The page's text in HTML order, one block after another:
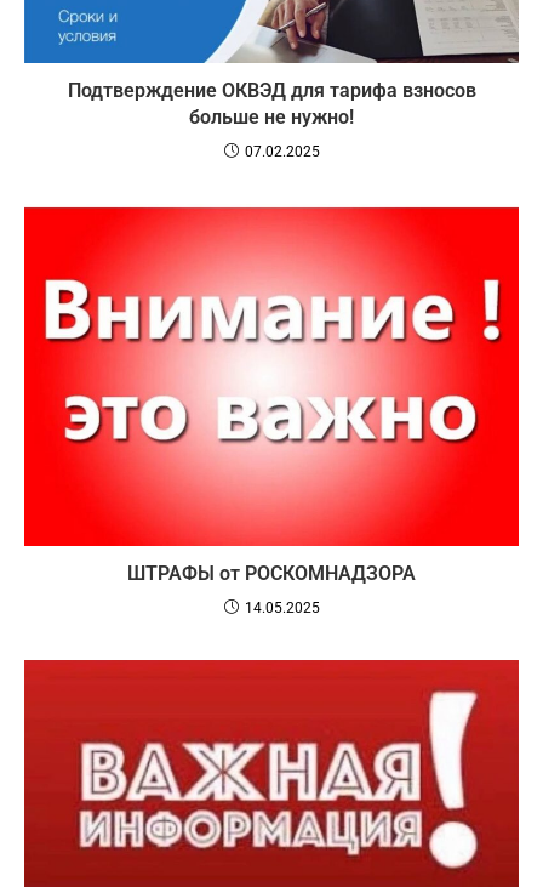
Подтверждение ОКВЭД для тарифа взносов
больше не нужно!
07.02.2025
ШТРАФЫ от РОСКОМНАДЗОРА
14.05.2025